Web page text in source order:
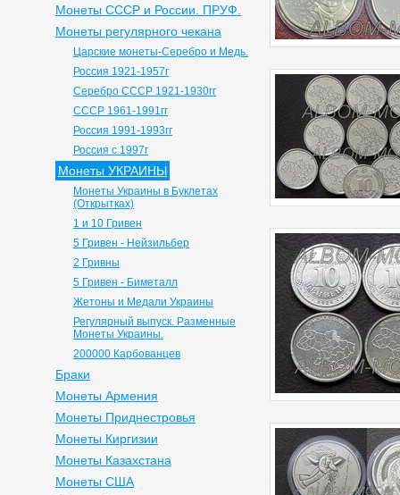
Монеты СССР и России. ПРУФ.
Монеты регулярного чекана
Царские монеты-Серебро и Медь.
Россия 1921-1957г
Серебро СССР 1921-1930гг
СССР 1961-1991гг
Россия 1991-1993гг
Россия с 1997г
Монеты УКРАИНЫ
Монеты Украины в Буклетах
(Открытках)
1 и 10 Гривен
5 Гривен - Нейзильбер
2 Гривны
5 Гривен - Биметалл
Жетоны и Медали Украины
Регулярный выпуск. Разменные
Монеты Украины.
200000 Карбованцев
Браки
Монеты Армения
Монеты Приднестровья
Монеты Киргизии
Монеты Казахстана
Монеты США